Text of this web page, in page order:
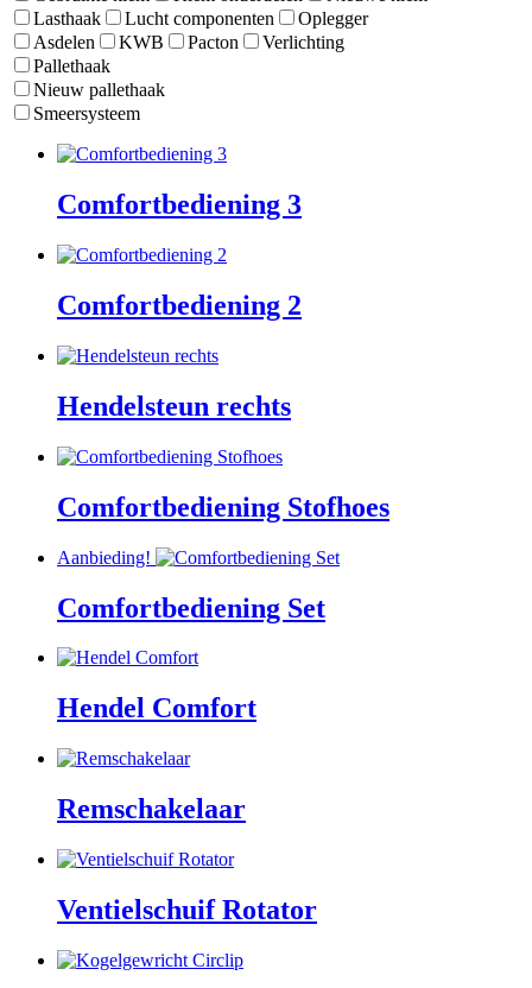
Lasthaak
Lucht componenten
Oplegger
Asdelen
KWB Pacton
Verlichting
Pallethaak
Nieuw pallethaak
Smeersysteem
Comfortbediening 3
Comfortbediening 2
Hendelsteun rechts
Comfortbediening Stofhoes
Aanbieding!
Comfortbediening Set
Hendel Comfort
Remschakelaar
Ventielschuif Rotator